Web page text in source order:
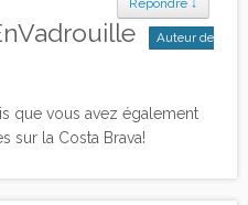
Répondre ↓
Auteur de
que vous avez également
sur la Costa Brava!